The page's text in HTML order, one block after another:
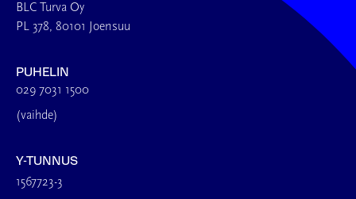
BLC Turva Oy
PL 378, 80101 Joensuu
PUHELIN
029 7031 1500
(vaihde)
Y-TUNNUS
1567723-3